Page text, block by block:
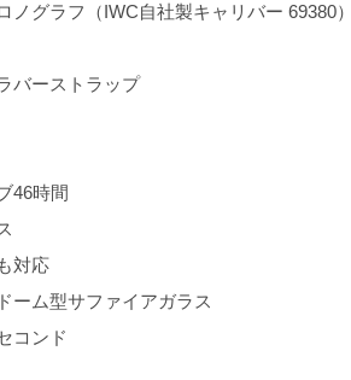
ノグラフ（IWC自社製キャリバー 69380）
バーストラップ
46時間
対応
ーム型サファイアガラス
コンド